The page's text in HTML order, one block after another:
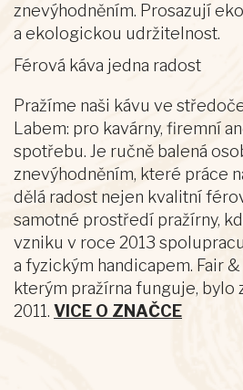
znevýhodněním. Prosazují
a ekologickou udržitelnost.
Férová káva jedna radost
Pražíme naši kávu ve
Labem: pro kavárny, firemní
spotřebu. Je ručně balená
znevýhodněním, které práce
dělá radost nejen kvalitní
samotné prostředí pražírny,
vzniku v roce 2013
a fyzickým handicapem. Fair
kterým pražírna funguje, bylo
2011. VICE O ZNAČCE